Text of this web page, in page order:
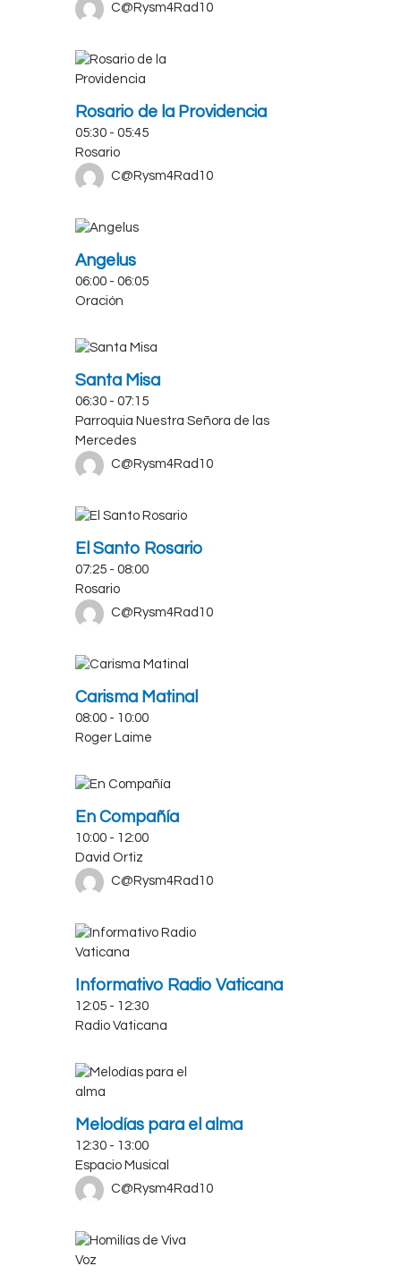
C@Rysm4Rad10
Rosario de la Providencia
05:30 - 05:45
Rosario
C@Rysm4Rad10
Angelus
06:00 - 06:05
Oración
Santa Misa
06:30 - 07:15
Parroquia Nuestra Señora de las
Mercedes
C@Rysm4Rad10
El Santo Rosario
07:25 - 08:00
Rosario
C@Rysm4Rad10
Carisma Matinal
08:00 - 10:00
Roger Laime
En Compañía
10:00 - 12:00
David Ortiz
C@Rysm4Rad10
Informativo Radio Vaticana
12:05 - 12:30
Radio Vaticana
Melodías para el alma
12:30 - 13:00
Espacio Musical
C@Rysm4Rad10